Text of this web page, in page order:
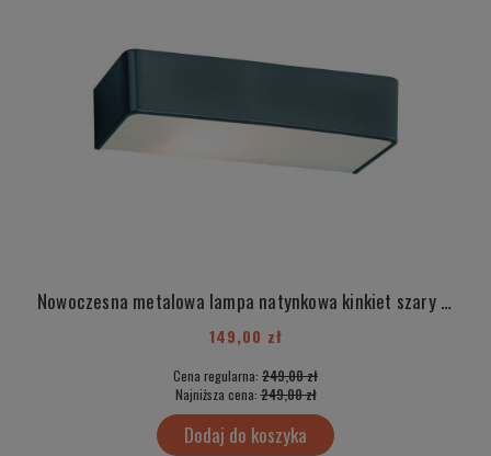
Nowoczesna metalowa lampa natynkowa kinkiet szary szyba mleczna E27 duża RODAN 658
149,00 zł
Cena regularna: 249,00 zł
Najniższa cena:249,00 zł
Dodaj do koszyka